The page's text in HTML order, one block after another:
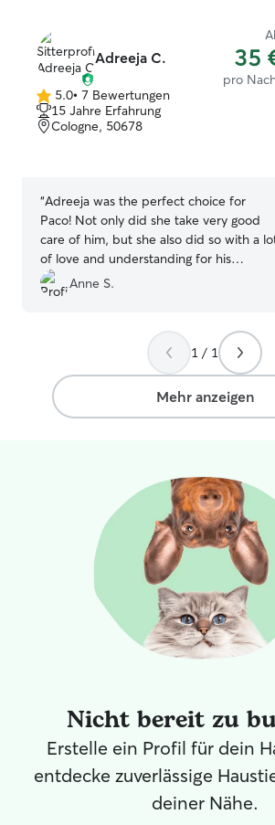
Adreeja C. 35
pro
5.0
von
5
5.0• 7 Bewertungen
15 Jahre Erfahrung
Cologne, 50678
“Adreeja was the perfect choice for
Paco! Not only did she take very good
care of him, but she also did so with a
of love and understanding for his
sometimes sensitive nature. Paco is a
very affectionate dog and always needs
But Adreeja found the right way to
connect with him right away, so he was
able to feel at ease very quickly.
Communication was always smooth, and
I received regular updates on Paco. I will
Anne S.
1 / 1
Mehr anzeigen
Nicht bereit zu
Erstelle ein Profil für dein
entdecke zuverlässige
deiner Nähe.